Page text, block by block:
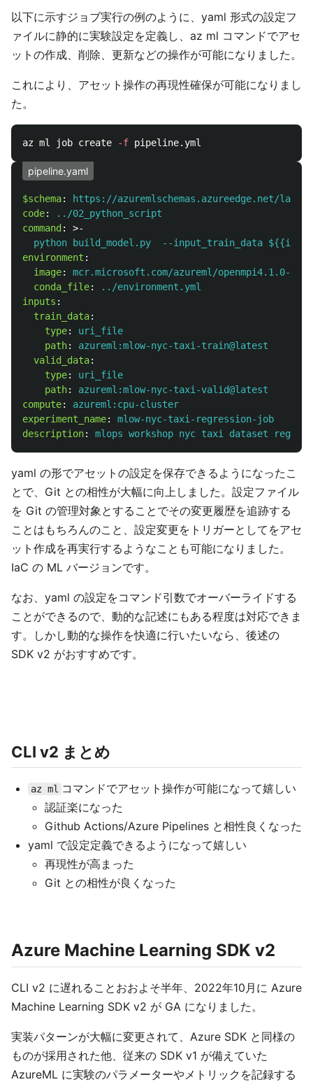
以下に示すジョブ実行の例のように、yaml 形式の設定フ
ァイルに静的に実験設定を定義し、az ml コマンドでアセ
ットの作成、削除、更新などの操作が可能になりました。
これにより、アセット操作の再現性確保が可能になりまし
た。
az ml job create -f
pipeline.yaml
$schema:
https://azuremlschemas.azureedge.net/latest/
code:
../02_python_script
command :
>-
python build_model.py  --input_train_data
environment :
image:
mcr.microsoft.com/azureml/openmpi4.1.0-
conda_file:
../environment.yml
inputs :
train_data:
type:
uri_file
path:
azureml:mlow-nyc-taxi-train@latest
valid_data:
type:
uri_file
path:
azureml:mlow-nyc-taxi-valid@latest
compute:
azureml:cpu-cluster
experiment_name:
mlow-nyc-taxi-regression-job
description: mlops workshop nyc taxi dataset
yaml の形でアセットの設定を保存できるようになったこ
とで、Git との相性が大幅に向上しました。設定ファイル
を Git の管理対象とすることでその変更履歴を追跡する
ことはもちろんのこと、設定変更をトリガーとしてをアセ
ット作成を再実行するようなことも可能になりました。
IaC の ML バージョンです。
なお、yaml の設定をコマンド引数でオーバーライドする
ことができるので、動的な記述にもある程度は対応できま
す。しかし動的な操作を快適に行いたいなら、後述の
SDK v2 がおすすめです。
CLI v2 まとめ
az ml コマンドでアセット操作が可能になって嬉しい
認証楽になった
Github Actions/Azure Pipelines と相性良くなった
yaml で設定定義できるようになって嬉しい
再現性が高まった
Git との相性が良くなった
Azure Machine Learning SDK v2
CLI v2 に遅れることおおよそ半年、2022年10月に Azure
Machine Learning SDK v2 が GA になりました。
実装パターンが大幅に変更されて、Azure SDK と同様の
ものが採用された他、従来の SDK v1 が備えていた
AzureML に実験のパラメーターやメトリックを記録する